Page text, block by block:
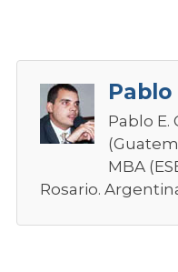
Pablo
Pablo
MBA
Rosario.